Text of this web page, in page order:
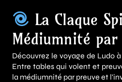
La Claque
Médiumnité par
Découvrez le voyage de Ludo
Entre tables qui volent et
la médiumnité par preuve et